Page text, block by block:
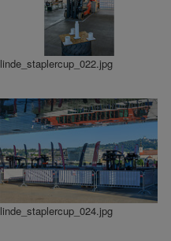
linde_staplercup_022.jpg
linde_staplercup_024.jpg